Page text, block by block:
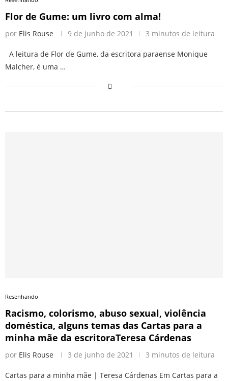
Flor de Gume: um livro com alma!
por Elis Rouse 9 de junho de 2021 3 minutos de leitura
A leitura de Flor de Gume, da escritora paraense Monique
Malcher, é uma …
Resenhando
Racismo, colorismo, abuso sexual, violência
doméstica, alguns temas das Cartas para a
minha mãe da escritoraTeresa Cárdenas
por Elis Rouse 3 de junho de 2021 3 minutos de leitura
Cartas para a minha mãe | Teresa Cárdenas Em Cartas para a